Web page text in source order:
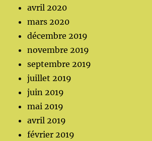
avril 2020
mars 2020
décembre 2019
novembre 2019
septembre 2019
juillet 2019
juin 2019
mai 2019
avril 2019
février 2019